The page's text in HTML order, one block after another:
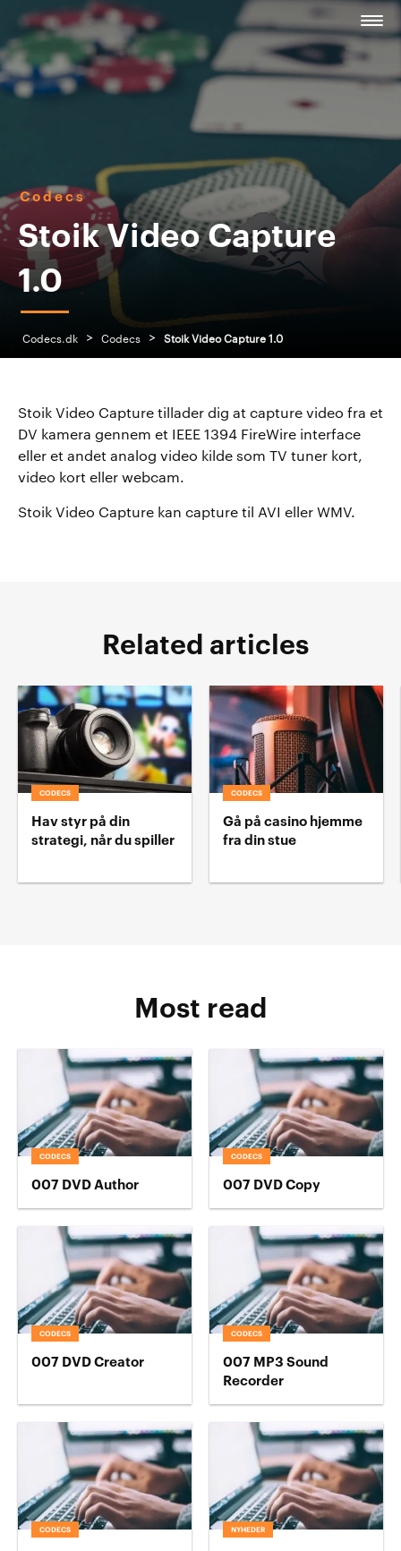
Codecs
Stoik Video Capture
1.0
Codecs.dk > Codecs > Stoik Video Capture 1.0
Stoik Video Capture tillader dig at capture video fra et
DV kamera gennem et IEEE 1394 FireWire interface
eller et andet analog video kilde som TV tuner kort,
video kort eller webcam.
Stoik Video Capture kan capture til AVI eller WMV.
Related articles
CODECS
Hav styr på din
strategi, når du spiller
CODECS
Gå på casino hjemme
fra din stue
Most read
CODECS
007 DVD Author
CODECS
007 DVD Copy
CODECS
007 DVD Creator
CODECS
007 MP3 Sound
Recorder
CODECS NYHEDER